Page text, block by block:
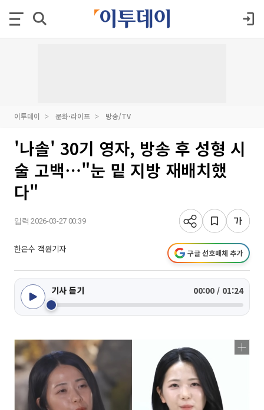
이투데이 문화·라이프 방송/TV
'나솔' 30기 영자, 방송 후 성형 시
술 고백⋯"눈 밑 지방 재배치했
다"
입력 2026-03-27 00:39
한은수 객원기자 구글 선호매체 추가
기사 듣기 00:00 / 01:24